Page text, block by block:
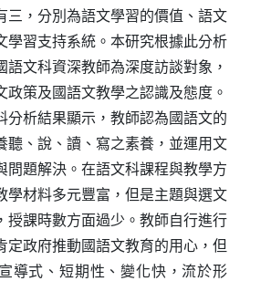
三，分別為語文學習的價值、語文
學習支持系統。本研究根據此分析
語文科資深教師為深度訪談對象，
政策及國語文教學之認識及態度。
分析結果顯示，教師認為國語文的
聽、說、讀、寫之素養，並運用文
問題解決。在語文科課程與教學方
學材料多元豐富，但是主題與選文
授課時數方面過少。教師自行進行
定政府推動國語文教育的用心，但
導式、短期性、變化快，流於形